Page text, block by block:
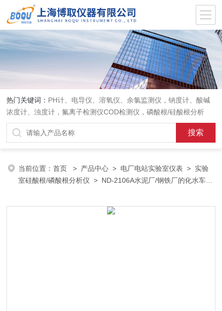
热门关键词： PH计、电导仪、溶氧仪、余氯监测仪，钠度计、酸碱
浓度计、浊度计，氟离子检测仪COD检测仪，磷酸根/硅酸根分析
仪，PH电极、溶氧电极、电导电极
当前位置：首页 > 产品中心 > 电厂电站实验室仪表 > 实验
室硅酸根/磷酸根分析仪 > ND-2106A水泥厂/钢铁厂的化水车间